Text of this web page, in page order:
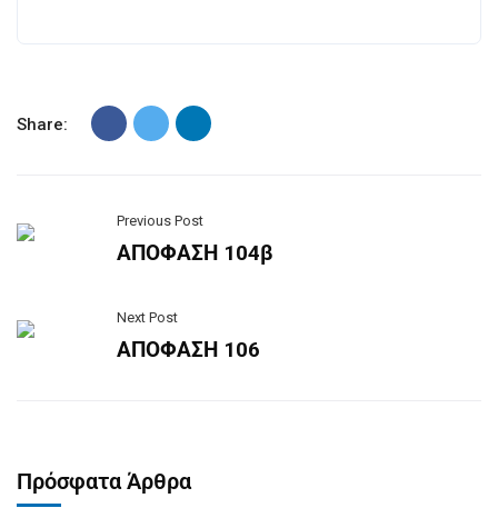
Share:
Previous Post
ΑΠΟΦΑΣΗ 104β
Next Post
ΑΠΟΦΑΣΗ 106
Πρόσφατα Άρθρα